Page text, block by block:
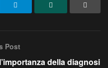
Post
della diagnosi